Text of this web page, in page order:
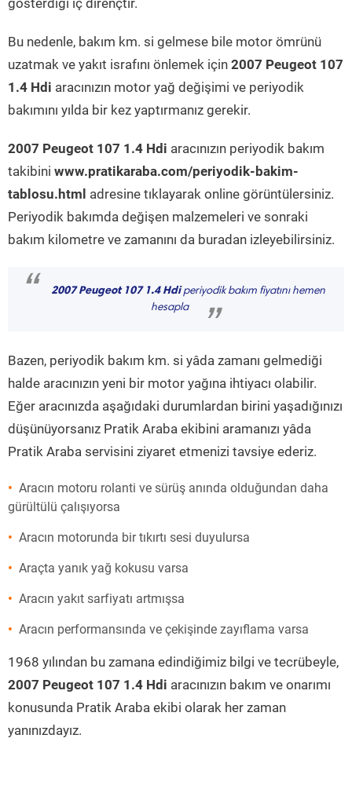
gösterdiği iç dirençtir.
Bu nedenle, bakım km. si gelmese bile motor ömrünü
uzatmak ve yakıt israfını önlemek için 2007 Peugeot 107
1.4 Hdi aracınızın motor yağ değişimi ve periyodik
bakımını yılda bir kez yaptırmanız gerekir.
2007 Peugeot 107 1.4 Hdi aracınızın periyodik bakım
takibini www.pratikaraba.com/periyodik-bakim-
tablosu.html adresine tıklayarak online görüntülersiniz.
Periyodik bakımda değişen malzemeleri ve sonraki
bakım kilometre ve zamanını da buradan izleyebilirsiniz.
“ 2007 Peugeot 107 1.4 Hdiperiyodik bakım fiyatını hemen
hesapla
”
Bazen, periyodik bakım km. si yâda zamanı gelmediği
halde aracınızın yeni bir motor yağına ihtiyacı olabilir.
Eğer aracınızda aşağıdaki durumlardan birini yaşadığınızı
düşünüyorsanız Pratik Araba ekibini aramanızı yâda
Pratik Araba servisini ziyaret etmenizi tavsiye ederiz.
Aracın motoru rolanti ve sürüş anında olduğundan daha
gürültülü çalışıyorsa
Aracın motorunda bir tıkırtı sesi duyulursa
Araçta yanık yağ kokusu varsa
Aracın yakıt sarfiyatı artmışsa
Aracın performansında ve çekişinde zayıflama varsa
1968 yılından bu zamana edindiğimiz bilgi ve tecrübeyle,
2007 Peugeot 107 1.4 Hdi aracınızın bakım ve onarımı
konusunda Pratik Araba ekibi olarak her zaman
yanınızdayız.